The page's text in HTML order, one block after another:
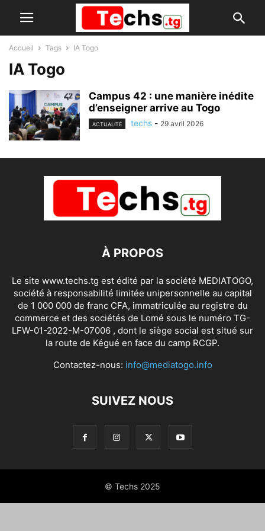
Accueil Tags IA Togo
IA Togo
Campus 42 : une manière inédite
d’enseigner arrive au Togo
ACTUALITÉ techs - 29 avril 2026
À PROPOS
Le site www.techs.tg est édité par la société MEDIATOGO,
société à responsabilité limitée unipersonnelle au capital
de 1 000 000 de franc CFA, immatriculée au registre du
commerce et des sociétés de Lomé sous le numéro TG-
LFW-01-2022-M-07006 , dont le siège social est situé sur
la route de Kégué en face du camp RCGP.
Contactez-nous: info@mediatogo.info
SUIVEZ NOUS
© Techs 2025